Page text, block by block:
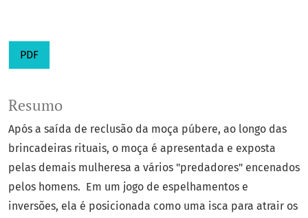
PDF
Resumo
Após a saída de reclusão da moça púbere, ao longo das
brincadeiras rituais, o moça é apresentada e exposta
pelas demais mulheresa a vários "predadores" encenados
pelos homens. Em um jogo de espelhamentos e
inversões, ela é posicionada como uma isca para atrair os